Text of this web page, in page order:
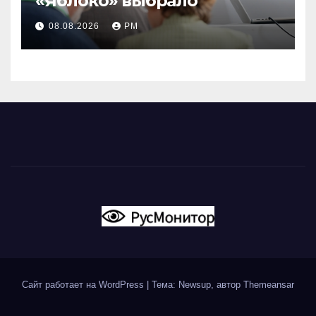
08.08.2026 РМ
Сайт работает на WordPress Тема: Newsup, автор Themeansar